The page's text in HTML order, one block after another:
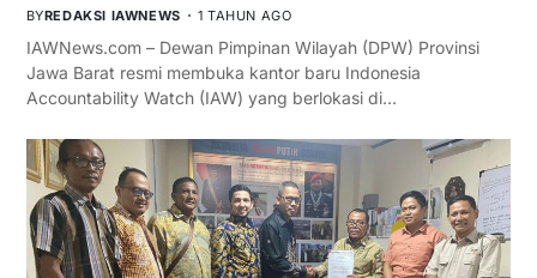
BYREDAKSI IAWNEWS 1 TAHUN AGO
IAWNews.com – Dewan Pimpinan Wilayah (DPW) Provinsi
Jawa Barat resmi membuka kantor baru Indonesia
Accountability Watch (IAW) yang berlokasi di…